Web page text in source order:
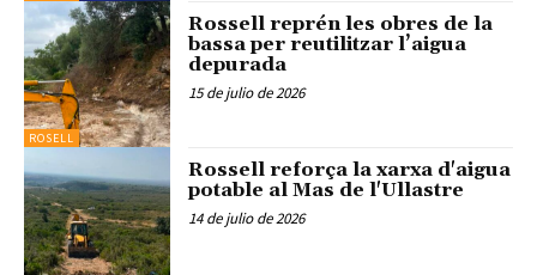
ROSELL
Rossell reprén les obres de la
bassa per reutilitzar l’aigua
depurada
15 de julio de 2026
Rossell reforça la xarxa d'aigua
potable al Mas de l'Ullastre
14 de julio de 2026